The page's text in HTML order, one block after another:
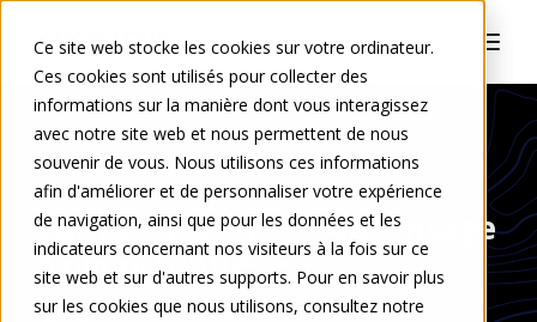
Ce site web stocke les cookies sur votre ordinateur.
Ces cookies sont utilisés pour collecter des
informations sur la manière dont vous interagissez
avec notre site web et nous permettent de nous
souvenir de vous. Nous utilisons ces informations
afin d'améliorer et de personnaliser votre expérience
de navigation, ainsi que pour les données et les
indicateurs concernant nos visiteurs à la fois sur ce
site web et sur d'autres supports. Pour en savoir plus
sur les cookies que nous utilisons, consultez notre
CONJONCTURE
Comment générer davantage
d’opportunités ?